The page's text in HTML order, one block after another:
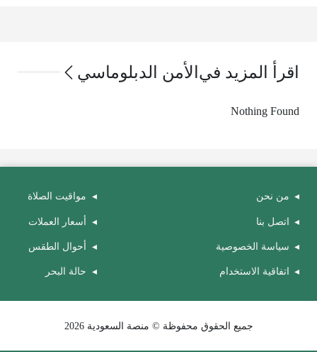
اقرأ المزيد في الأمن الدبلوماسي
Nothing Found
من نحن
اتصل بنا
سياسة الخصوصية
اتفاقية الاستخدام
مواقيت الصلاة
أسعار العملات
أحوال الطقس
حالة البحر
جميع الحقوق محفوظة © منصة السعودية 2026